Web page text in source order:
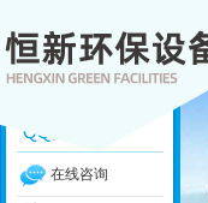
在线咨询